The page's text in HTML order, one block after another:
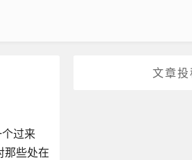
文章投
过来
那些处在